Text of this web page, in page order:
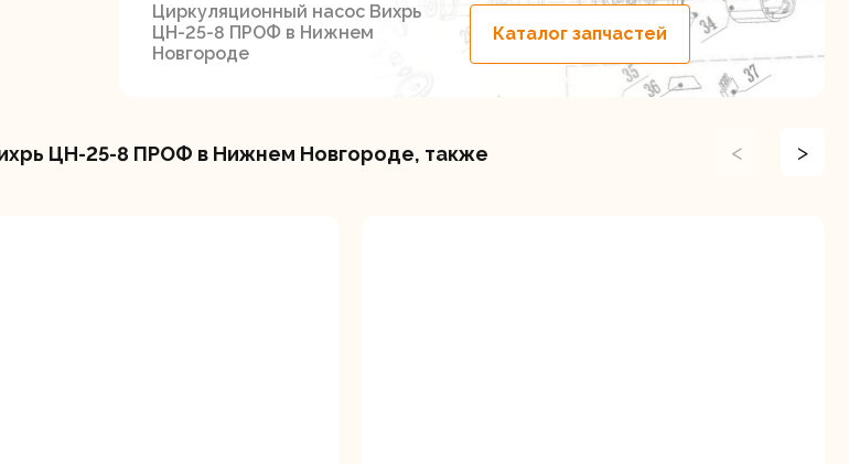
Циркуляционный насос Вихрь
ЦН-25-8 ПРОФ в Нижнем
Новгороде
Каталог запчастей
ЦН-25-8 ПРОФ в Нижнем Новгороде, также
< >